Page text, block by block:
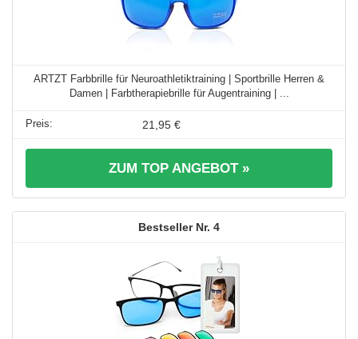
ARTZT Farbbrille für Neuroathletiktraining | Sportbrille Herren &
Damen | Farbtherapiebrille für Augentraining | ...
21,95 €
ZUM TOP ANGEBOT »
4